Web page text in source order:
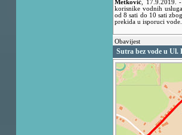
Metković 17.9.2019.
korisnike vodnih
od 8 sati do 10 sati
prekida u isporuci vode.
Obavijest
Sutra bez vode u Ul.